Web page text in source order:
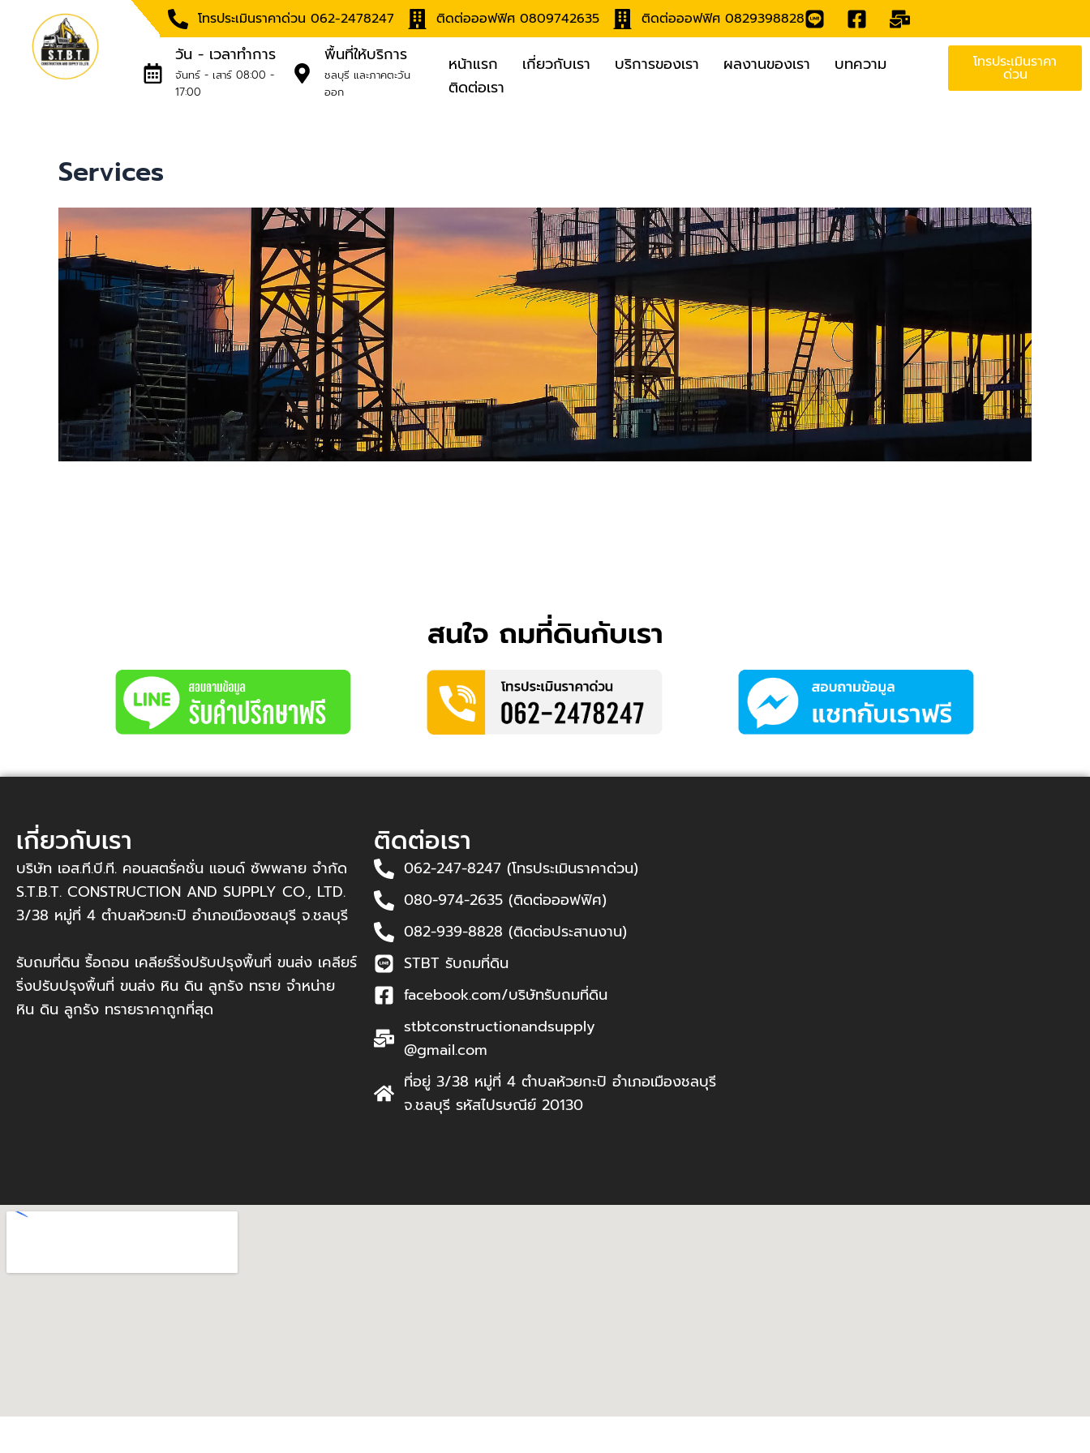
content
โทรประเมินราคาด่วน 062-2478247 ติดต่อออฟฟิศ 0809742635 ติดต่อออฟฟิศ 0829398828
วัน - เวลาทำการ
จันทร์ - เสาร์ 08:00 -
17:00
พื้นที่ให้บริการ
ชลบุรี และภาคตะวัน
ออก
หน้าแรก เกี่ยวกับเรา บริการของเรา ผลงานของเรา
บทความ
ติดต่อเรา
โทรประเมินราคา
ด่วน
Services
สนใจ ถมที่ดินกับเรา
เกี่ยวกับเรา
บริษัท เอส.ที.บี.ที. คอนสตรั่คชั่น แอนด์ ซัพพลาย จำกัด
S.T.B.T. CONSTRUCTION AND SUPPLY CO., LTD.
3/38 หมู่ที่ 4 ตำบลห้วยกะปิ อำเภอเมืองชลบุรี จ.ชลบุรี
รับถมที่ดิน รื้อถอน เคลียร์ริ่งปรับปรุงพื้นที่ ขนส่ง เคลียร์
ริ่งปรับปรุงพื้นที่ ขนส่ง หิน ดิน ลูกรัง ทราย จำหน่าย
หิน ดิน ลูกรัง ทรายราคาถูกที่สุด
ติดต่อเรา
062-247-8247 (โทรประเมินราคาด่วน)
080-974-2635 (ติดต่อออฟฟิศ)
082-939-8828 (ติดต่อประสานงาน)
STBT รับถมที่ดิน
facebook.com/บริษัทรับถมที่ดิน
stbtconstructionandsupply
@gmail.com
ที่อยู่ 3/38 หมู่ที่ 4 ตำบลห้วยกะปิ อำเภอเมืองชลบุรี
จ.ชลบุรี รหัสไปรษณีย์ 20130